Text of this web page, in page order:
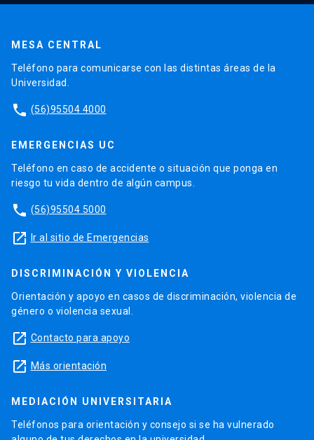
MESA CENTRAL
Teléfono para comunicarse con las distintas áreas de la
Universidad.
phone (56)95504 4000
EMERGENCIAS UC
Teléfono en caso de accidente o situación que ponga en
riesgo tu vida dentro de algún campus.
phone (56)95504 5000
launch Ir al sitio de Emergencias
DISCRIMINACIÓN Y VIOLENCIA
Orientación y apoyo en casos de discriminación, violencia de
género o violencia sexual.
launch Contacto para apoyo
launch Más orientación
MEDIACIÓN UNIVERSITARIA
Teléfonos para orientación y consejo si se ha vulnerado